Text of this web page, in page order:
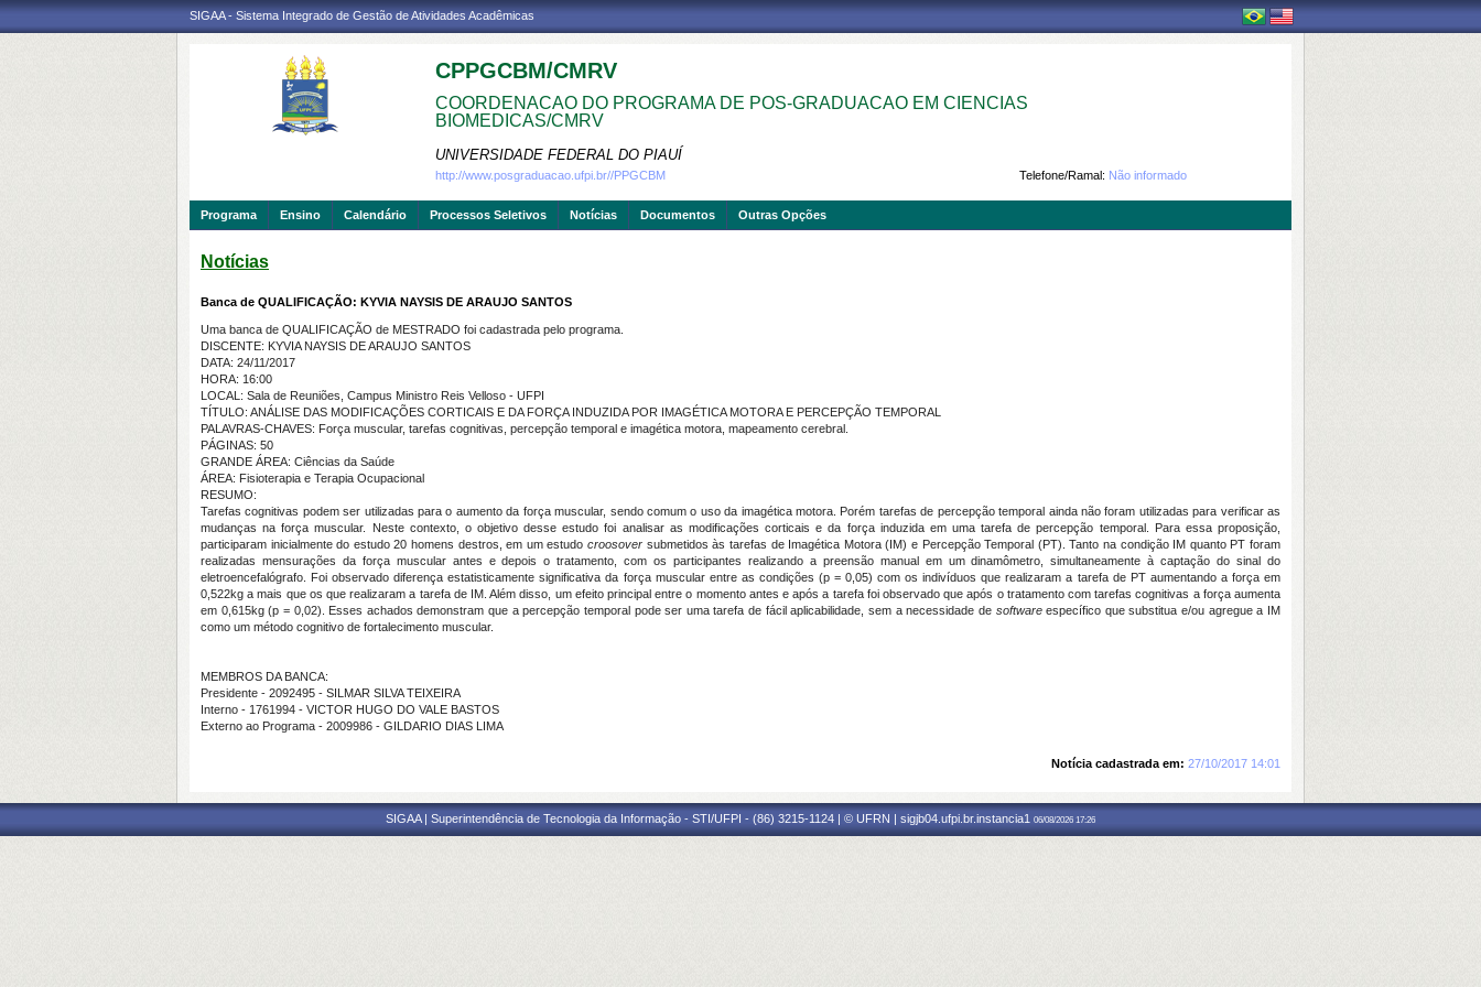
SIGAA - Sistema Integrado de Gestão de Atividades Acadêmicas
CPPGCBM/CMRV
COORDENACAO DO PROGRAMA DE POS-GRADUACAO EM CIENCIAS
BIOMEDICAS/CMRV
UNIVERSIDADE FEDERAL DO PIAUÍ
Telefone/Ramal: Não informado
http://www.posgraduacao.ufpi.br//PPGCBM
Programa Ensino Calendário Processos Seletivos Notícias Documentos Outras Opções
Notícias
Banca de QUALIFICAÇÃO: KYVIA NAYSIS DE ARAUJO SANTOS
Uma banca de QUALIFICAÇÃO de MESTRADO foi cadastrada pelo programa.
DISCENTE: KYVIA NAYSIS DE ARAUJO SANTOS
DATA: 24/11/2017
HORA: 16:00
LOCAL: Sala de Reuniões, Campus Ministro Reis Velloso - UFPI
TÍTULO: ANÁLISE DAS MODIFICAÇÕES CORTICAIS E DA FORÇA INDUZIDA POR IMAGÉTICA MOTORA E PERCEPÇÃO TEMPORAL
PALAVRAS-CHAVES: Força muscular, tarefas cognitivas, percepção temporal e imagética motora, mapeamento cerebral.
PÁGINAS: 50
GRANDE ÁREA: Ciências da Saúde
ÁREA: Fisioterapia e Terapia Ocupacional
RESUMO:
Tarefas cognitivas podem ser utilizadas para o aumento da força muscular, sendo comum o uso da imagética motora. Porém tarefas de percepção temporal ainda não foram utilizadas para verificar as
mudanças na força muscular. Neste contexto, o objetivo desse estudo foi analisar as modificações corticais e da força induzida em uma tarefa de percepção temporal. Para essa proposição,
participaram inicialmente do estudo 20 homens destros, em um estudocroosover submetidos às tarefas de Imagética Motora (IM) e Percepção Temporal (PT). Tanto na condição IM quanto PT foram
realizadas mensurações da força muscular antes e depois o tratamento, com os participantes realizando a preensão manual em um dinamômetro, simultaneamente à captação do sinal do
eletroencefalógrafo. Foi observado diferença estatisticamente significativa da força muscular entre as condições (p = 0,05) com os indivíduos que realizaram a tarefa de PT aumentando a força em
0,522kg a mais que os que realizaram a tarefa de IM. Além disso, um efeito principal entre o momento antes e após a tarefa foi observado que após o tratamento com tarefas cognitivas a força aumenta
em 0,615kg (p = 0,02). Esses achados demonstram que a percepção temporal pode ser uma tarefa de fácil aplicabilidade, sem a necessidade de softwareespecífico que substitua e/ou agregue a IM
como um método cognitivo de fortalecimento muscular.
MEMBROS DA BANCA:
Presidente - 2092495 - SILMAR SILVA TEIXEIRA
Interno - 1761994 - VICTOR HUGO DO VALE BASTOS
Externo ao Programa - 2009986 - GILDARIO DIAS LIMA
Notícia cadastrada em: 27/10/2017 14:01
SIGAA | Superintendência de Tecnologia da Informação - STI/UFPI - (86) 3215-1124 | © UFRN | sigjb04.ufpi.br.instancia1 06/08/2026 17:26